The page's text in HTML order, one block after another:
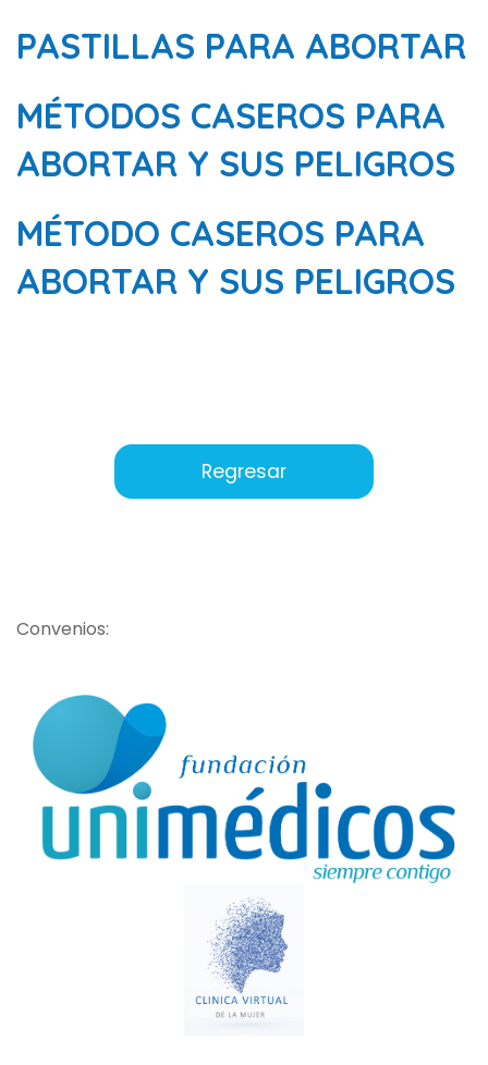
PASTILLAS PARA ABORTAR
MÉTODOS CASEROS PARA
ABORTAR Y SUS PELIGROS
MÉTODO CASEROS PARA
ABORTAR Y SUS PELIGROS
Regresar
Convenios: